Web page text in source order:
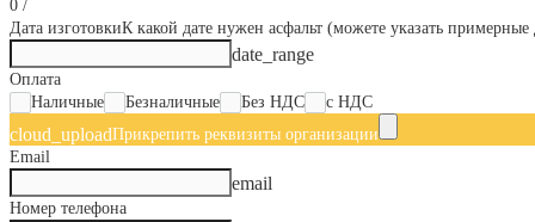
0 /
Дата изготовкиК какой дате нужен асфальт (можете указать примерные
date_range
Оплата
Наличные
Безналичные Без НДС с НДС
cloud_uploadПрикрепить реквизиты организации
Email
email
Номер телефона